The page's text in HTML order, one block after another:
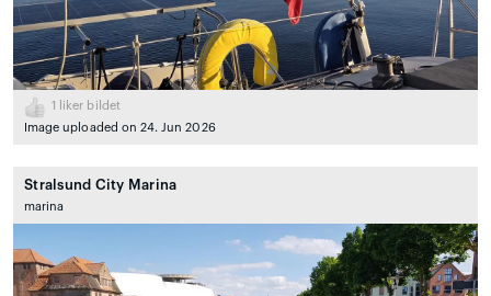
1
liker bildet
Image uploaded on 24. Jun 2026
Stralsund City Marina
marina